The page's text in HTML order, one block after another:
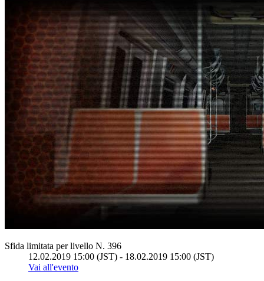
Sfida limitata per livello N. 396
12.02.2019 15:00 (JST) - 18.02.2019 15:00 (JST)
Vai all'evento